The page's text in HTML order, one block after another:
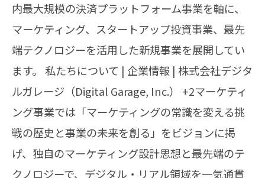
内最大規模の決済プラットフォーム事業を軸に、
マーケティング、スタートアップ投資事業、最先
端テクノロジーを活用した新規事業を展開してい
ます。 私たちについて | 企業情報 | 株式会社デジタ
ルガレージ（Digital Garage, Inc.） +2マーケティ
ング事業では「マーケティングの常識を変える挑
戦の歴史と事業の未来を創る」をビジョンに掲
げ、独自のマーケティング設計思想と最先端のテ
クノロジーで、デジタル・リアル領域を一気通貫